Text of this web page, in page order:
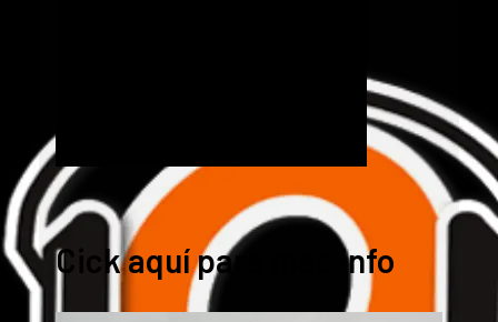
Cick aquí para mas info